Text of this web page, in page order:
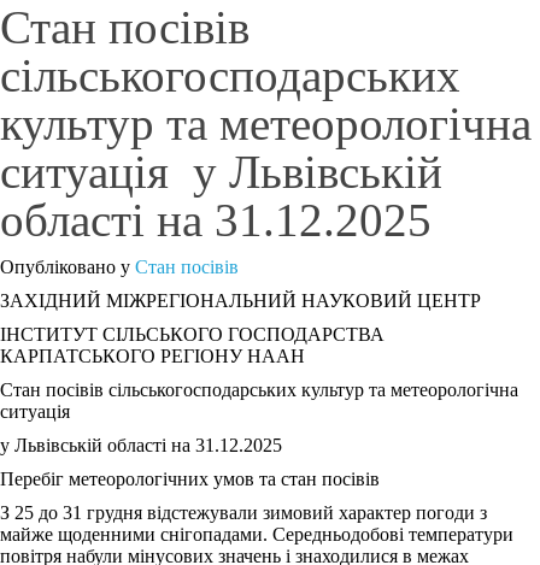
Стан посівів
сільськогосподарських
культур та метеорологічна
ситуація у Львівській
області на 31.12.2025
Опубліковано у Стан посівів
ЗАХІДНИЙ МІЖРЕГІОНАЛЬНИЙ НАУКОВИЙ ЦЕНТР
ІНСТИТУТ СІЛЬСЬКОГО ГОСПОДАРСТВА
КАРПАТСЬКОГО РЕГІОНУ НААН
Стан посівів сільськогосподарських культур та метеорологічна
ситуація
у Львівській області на 31.12.2025
Перебіг метеорологічних умов та стан посівів
З 25 до 31 грудня відстежували зимовий характер погоди з
майже щоденними снігопадами. Середньодобові температури
повітря набули мінусових значень і знаходилися в межах